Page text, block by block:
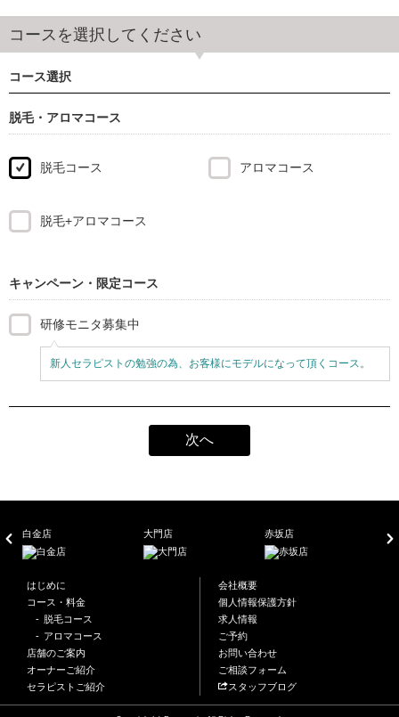
コースを選択してください
コース選択
脱毛・アロマコース
脱毛コース アロマコース
脱毛+アロマコース
キャンペーン・限定コース
研修モニタ募集中
新人セラピストの勉強の為、お客様にモデルになって頂くコース。
次へ
白金店 大門店 赤坂店 横
はじめに
コース・料金
脱毛コース
アロマコース
店舗のご案内
オーナーご紹介
セラピストご紹介
会社概要
個人情報保護方針
求人情報
ご予約
お問い合わせ
ご相談フォーム
スタッフブログ